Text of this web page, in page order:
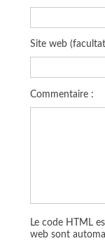
Site web
Commentaire :
Le code HTML
web sont